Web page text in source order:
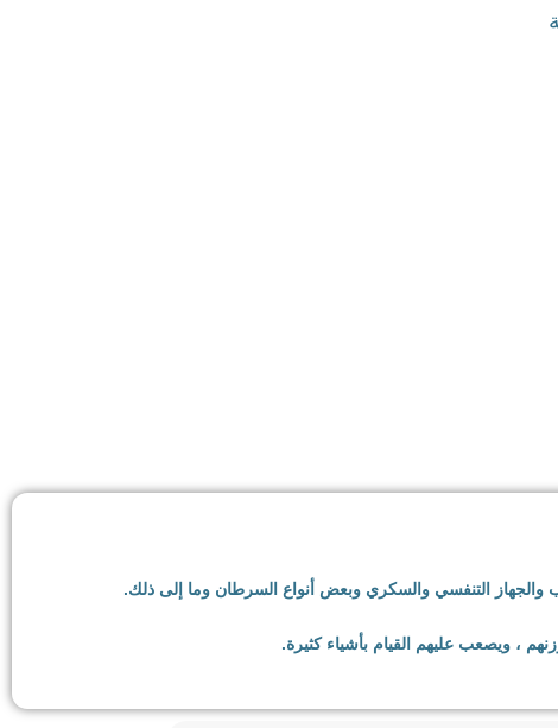
والجهاز التنفسي والسكري وبعض أنواع السرطان وما إلى ذلك.
، ويصعب عليهم القيام بأشياء كثيرة.